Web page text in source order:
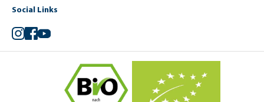
Social Links
Instagram
Facebook
YouTube